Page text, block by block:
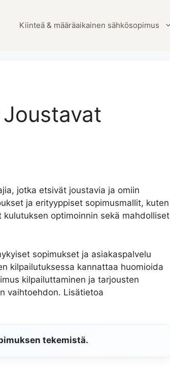
Kiinteä & määräaikainen sähkösopimus
jotka etsivät joustavia ja omiin
ja erityyppiset sopimusmallit, kuten
optimoinnin sekä mahdolliset
sopimukset ja asiakaspalvelu
kilpailutuksessa kannattaa huomioida
kilpailuttaminen ja tarjousten
vaihtoehdon. Lisätietoa
tekemistä.